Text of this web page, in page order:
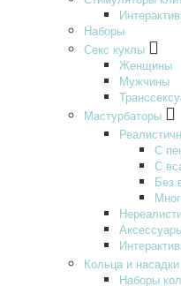
Наборы
Секс куклы
Женщины
Мужчины
Мастурбаторы
С
С
Без
Кольца и насадки
Наборы